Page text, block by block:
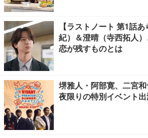
【ラストノート 第1話
紀）＆澄晴（寺西拓人
恋が残すものとは
堺雅人・阿部寛、二宮
夜限りの特別イベント